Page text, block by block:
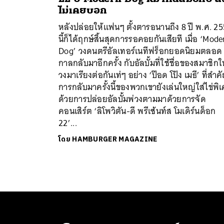
ไม่เคยบอก
หลังปล่อยให้แฟนๆ ตั้งตารอนานถึง 8 ปี พ.ศ.
นี้ก็ได้ฤกษ์สิ้นสุดการรอคอยกันเสียที เมื่อ
Dog’ วงดนตรีอัลเทอร์เนทีฟร็อกยอดนิยมตลอด
กาลกลับมาอีกครั้ง กับอัลบั้มที่ใช้ชื่อของสมาชิก
วงมาเรียงต่อกันเท่ๆ อย่าง ‘ป๊อด โป้ง เมธี’ ที่สำ
การกลับมาครั้งนี้ของพวกเขายังเล่นใหญ่ใส่ไข่พิ
ด้วยการปล่อยอัลบั้มพ่วงตามมาด้วยการจัด
คอนเสิร์ต ‘ลิโพวิตัน-ดี พรีเซ้นท์ส โมเดิร์นด็อก
22’...
โดย HAMBURGER MAGAZINE